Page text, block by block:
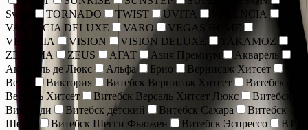
Sweet
TORNADO TWIST UVITA
VALENCIA
VALENCIA DELUXE
VARO
VEGAS HOME
VENECIA
VISION VISION DELUXE
YAKAMOZ
ZEUGMA
ZEUS АГАТ Азия Премиум
Акварель
Акварель де Люкс
Альфа Брио
Вернисаж Хитсет
Веста
Виктория Витебск Вернисаж Хитсет
Витебск
Версаль Хитсет
Витебск Версаль Хитсет Люкс
Витебск
Вивальди
Витебск детский Витебск Сахара
Витебск
Шегги
Витебск Шегги Фьюжен Витебск Эспрессо
ВТ